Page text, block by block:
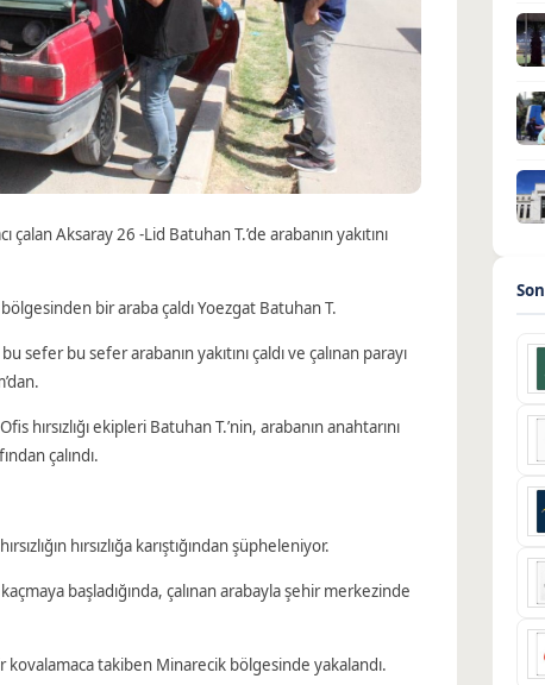
çalan Aksaray 26 -Lid Batuhan T.’de arabanın yakıtını
bir araba çaldı Yoezgat Batuhan T.
sefer bu sefer arabanın yakıtını çaldı ve çalınan parayı
hırsızlığı ekipleri Batuhan T.’nin, arabanın anahtarını
çalındı.
hırsızlığa karıştığından şüpheleniyor.
başladığında, çalınan arabayla şehir merkezinde
kovalamaca takiben Minarecik bölgesinde yakalandı.